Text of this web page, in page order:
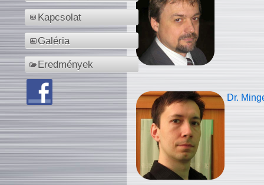
Kapcsolat
Galéria
Eredmények
Dr.